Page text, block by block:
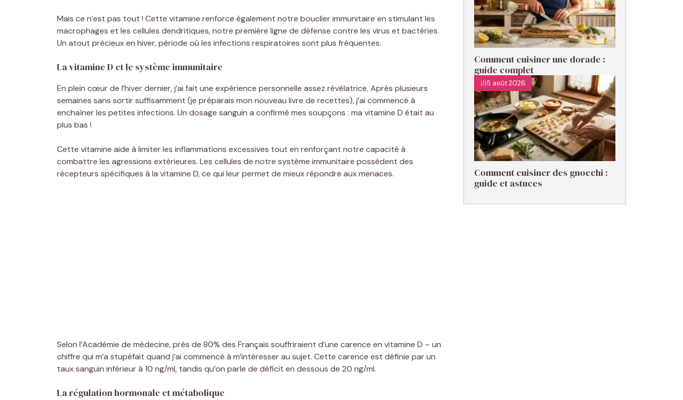
Mais ce n’est pas tout ! Cette vitamine renforce également notre bouclier immunitaire en stimulant les
macrophages et les cellules dendritiques, notre première ligne de défense contre les virus et bactéries.
Un atout précieux en hiver, période où les infections respiratoires sont plus fréquentes.
La vitamine D et le système immunitaire
En plein cœur de l’hiver dernier, j’ai fait une expérience personnelle assez révélatrice. Après plusieurs
semaines sans sortir suffisamment (je préparais mon nouveau livre de recettes), j’ai commencé à
enchaîner les petites infections. Un dosage sanguin a confirmé mes soupçons : ma vitamine D était au
plus bas !
Cette vitamine aide à limiter les inflammations excessives tout en renforçant notre capacité à
combattre les agressions extérieures. Les cellules de notre système immunitaire possèdent des
récepteurs spécifiques à la vitamine D, ce qui leur permet de mieux répondre aux menaces.
Selon l’Académie de médecine, près de 80% des Français souffriraient d’une carence en vitamine D – un
chiffre qui m’a stupéfait quand j’ai commencé à m’intéresser au sujet. Cette carence est définie par un
taux sanguin inférieur à 10 ng/ml, tandis qu’on parle de déficit en dessous de 20 ng/ml.
La régulation hormonale et métabolique
Comment cuisiner une dorade :
guide complet
5 août 2026
Comment cuisiner des gnocchi :
guide et astuces